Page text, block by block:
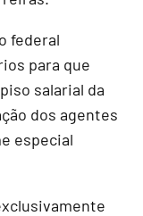
federal
para que
salarial da
dos agentes
especial